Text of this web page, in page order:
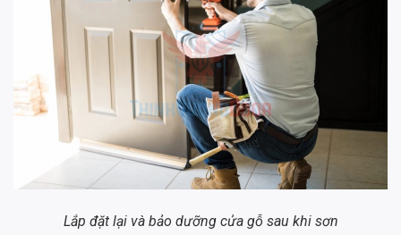
Lắp đặt lại và bảo dưỡng cửa gỗ sau khi sơn